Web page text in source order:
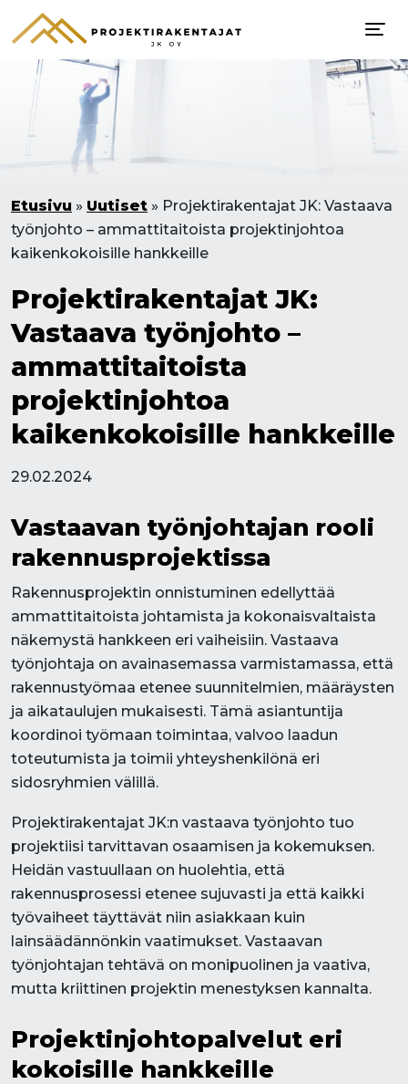
Etusivu » Uutiset » Projektirakentajat JK: Vastaava
työnjohto – ammattitaitoista projektinjohtoa
kaikenkokoisille hankkeille
Projektirakentajat JK:
Vastaava työnjohto –
ammattitaitoista
projektinjohtoa
kaikenkokoisille hankkeille
29.02.2024
Vastaavan työnjohtajan rooli
rakennusprojektissa
Rakennusprojektin onnistuminen edellyttää
ammattitaitoista johtamista ja kokonaisvaltaista
näkemystä hankkeen eri vaiheisiin. Vastaava
työnjohtaja on avainasemassa varmistamassa, että
rakennustyömaa etenee suunnitelmien, määräysten
ja aikataulujen mukaisesti. Tämä asiantuntija
koordinoi työmaan toimintaa, valvoo laadun
toteutumista ja toimii yhteyshenkilönä eri
sidosryhmien välillä.
Projektirakentajat JK:n vastaava työnjohto tuo
projektiisi tarvittavan osaamisen ja kokemuksen.
Heidän vastuullaan on huolehtia, että
rakennusprosessi etenee sujuvasti ja että kaikki
työvaiheet täyttävät niin asiakkaan kuin
lainsäädännönkin vaatimukset. Vastaavan
työnjohtajan tehtävä on monipuolinen ja vaativa,
mutta kriittinen projektin menestyksen kannalta.
Projektinjohtopalvelut eri
kokoisille hankkeille